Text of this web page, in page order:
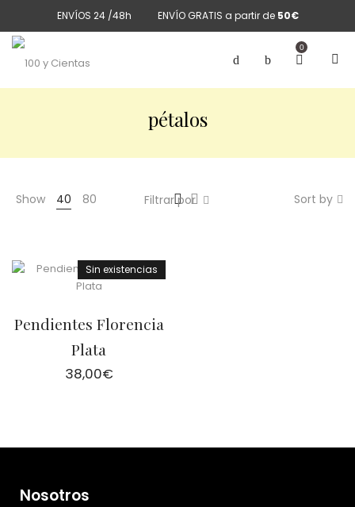
ENVÍOS 24 /48h ENVÍO GRATIS a partir de 50€
0
pétalos
Show 40 80 Sort by
Filtrar por
Sin existencias
Pendientes Florencia
Plata
38,00€
Nosotros